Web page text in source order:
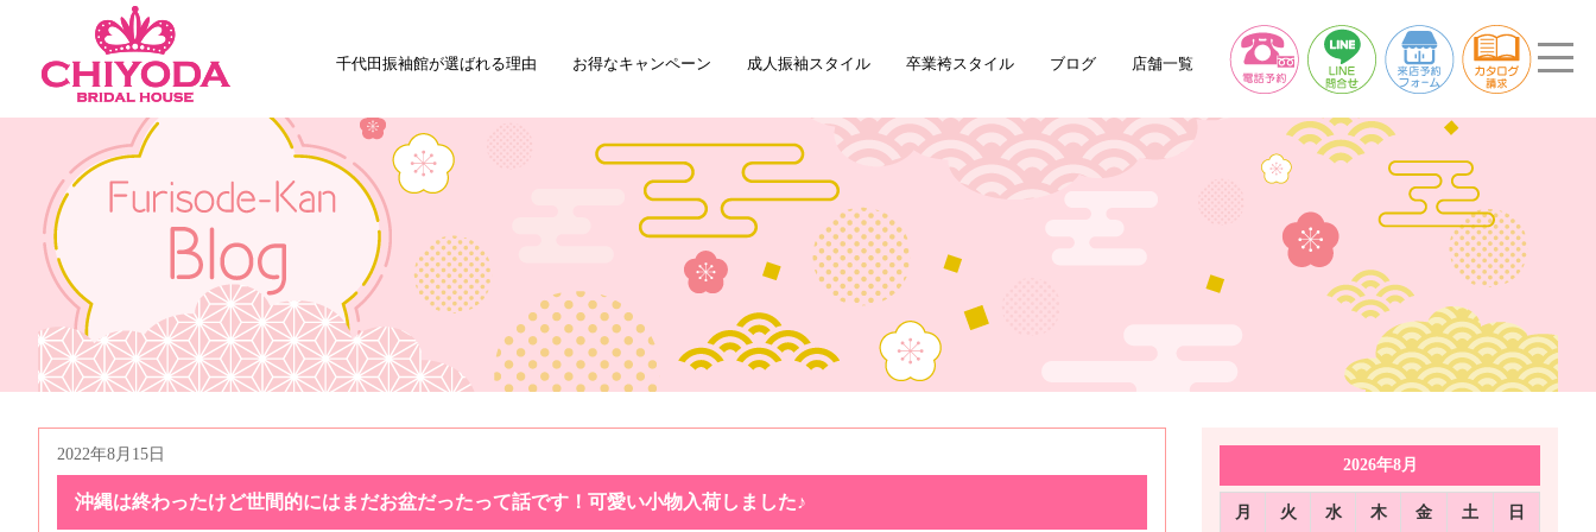
千代田振袖館が選ばれる理由 お得なキャンペーン 成人振袖スタイル 卒業袴スタイル ブログ 店舗一覧
2022年8月15日
沖縄は終わったけど世間的にはまだお盆だったって話です！可愛い小物入荷しました♪
2026年8月
月 火 水 木 金 土 日